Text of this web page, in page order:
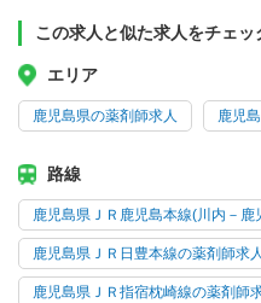
この求人と似た求人をチェッ
エリア
鹿児島県の薬剤師求人 鹿児
路線
鹿児島県ＪＲ鹿児島本線(川内－鹿
鹿児島県ＪＲ日豊本線の薬剤師求人
鹿児島県ＪＲ指宿枕崎線の薬剤師